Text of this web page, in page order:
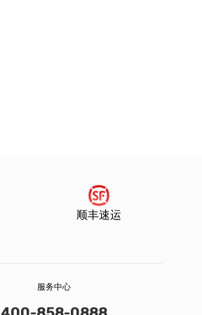
顺丰速运
服务中心